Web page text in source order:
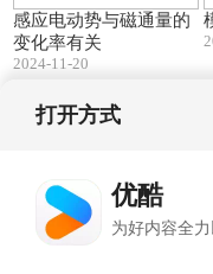
感应电动势与磁通量的
变化率有关
2024-11-20
打开方式
优酷
为好内容全力